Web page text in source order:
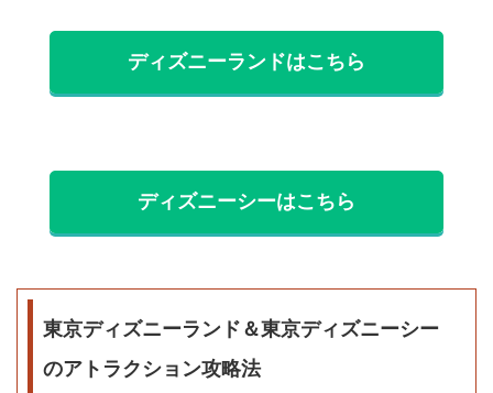
ディズニーランドはこちら
ディズニーシーはこちら
東京ディズニーランド＆東京ディズニーシー
のアトラクション攻略法